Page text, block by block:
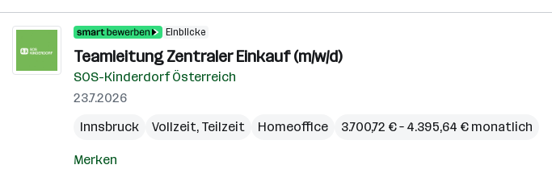
Einblicke
Teamleitung Zentraler Einkauf (m/w/d)
SOS-Kinderdorf Österreich
23.7.2026
Innsbruck
Vollzeit, Teilzeit Homeoffice 3.700,72 € – 4.395,64 € monatlich
Merken